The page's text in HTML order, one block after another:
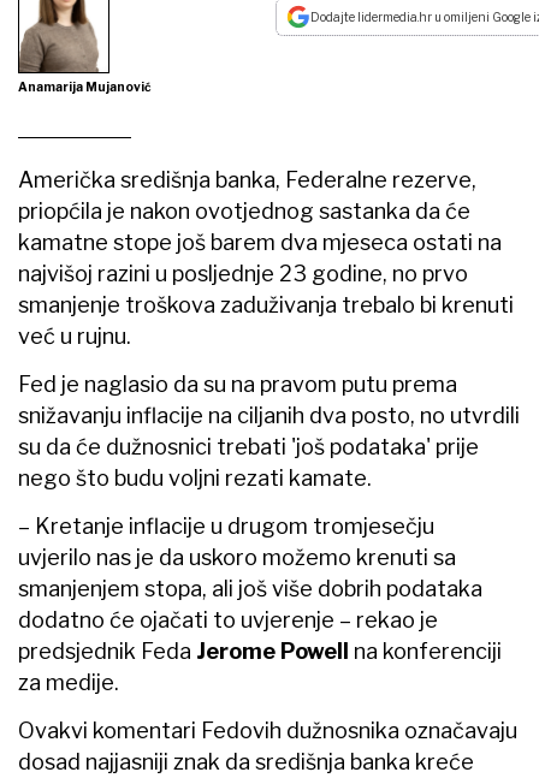
Anamarija Mujanović
Dodajte lidermedia.hr u omiljeni Google
Američka središnja banka, Federalne rezerve,
priopćila je nakon ovotjednog sastanka da će
kamatne stope još barem dva mjeseca ostati na
najvišoj razini u posljednje 23 godine, no prvo
smanjenje troškova zaduživanja trebalo bi krenuti
već u rujnu.
Fed je naglasio da su na pravom putu prema
snižavanju inflacije na ciljanih dva posto, no utvrdili
su da će dužnosnici trebati 'još podataka' prije
nego što budu voljni rezati kamate.
– Kretanje inflacije u drugom tromjesečju
uvjerilo nas je da uskoro možemo krenuti sa
smanjenjem stopa, ali još više dobrih podataka
dodatno će ojačati to uvjerenje – rekao je
predsjednik Feda Jerome Powell na konferenciji
za medije.
Ovakvi komentari Fedovih dužnosnika označavaju
dosad najjasniji znak da središnja banka kreće